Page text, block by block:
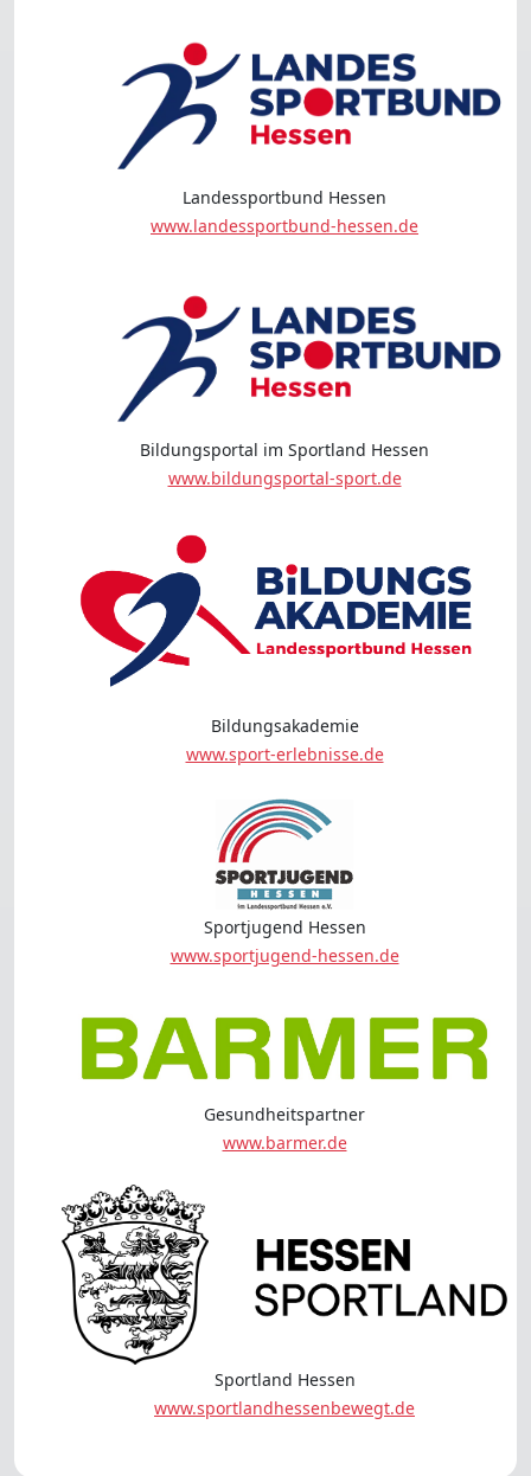
Landessportbund Hessen
www.landessportbund-hessen.de
Bildungsportal im Sportland Hessen
www.bildungsportal-sport.de
Bildungsakademie
www.sport-erlebnisse.de
Sportjugend Hessen
www.sportjugend-hessen.de
Gesundheitspartner
www.barmer.de
Sportland Hessen
www.sportlandhessenbewegt.de